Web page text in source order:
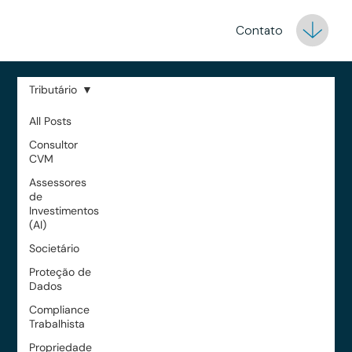
Contato
All Posts
Consultor
CVM
Assessores
de
Investimentos
(AI)
Societário
Proteção de
Dados
Compliance
Trabalhista
Propriedade
Tributário